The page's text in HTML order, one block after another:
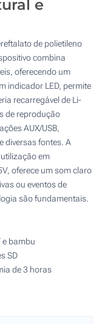
e
de polietileno
combina
oferecendo um
indicador LED, permite
recarregável de Li-
de reprodução
AUX/USB,
diversas fontes. A
em
oferece um som claro
ou eventos de
são fundamentais.
e bambu
SD
de 3 horas